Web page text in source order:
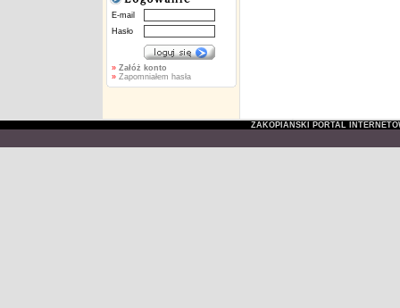
E-mail
Hasło
» Załóż konto
»Zapomniałem hasła
ZAKOPIAŃSKI PORTAL